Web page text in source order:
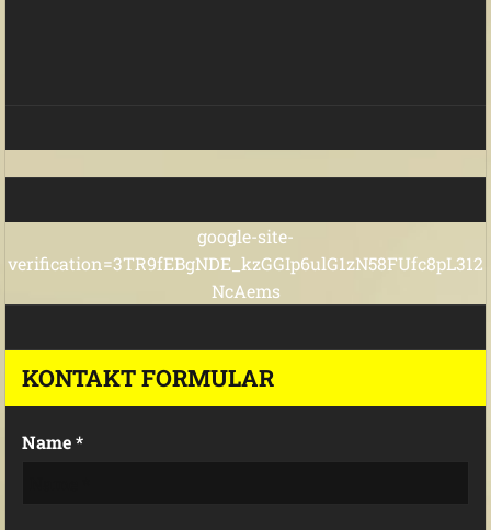
google-site-
verification=3TR9fEBgNDE_kzGGIp6ulG1zN58FUfc8pL312
NcAems
KONTAKT FORMULAR
Name *